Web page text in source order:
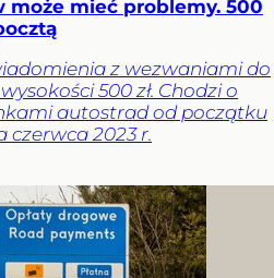
może mieć problemy. 500
z wezwaniami do
500 zł. Chodzi o
autostrad od początku
czerwca 2023 r.